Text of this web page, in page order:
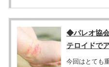
◆パレオ協
テロイドで
今回はとても